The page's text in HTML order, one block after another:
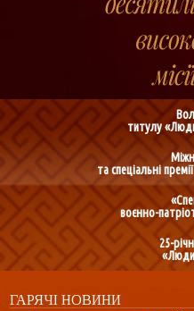
титулу
та спеціальні
воєнно-
25-
ГАРЯЧІ НОВИНИ